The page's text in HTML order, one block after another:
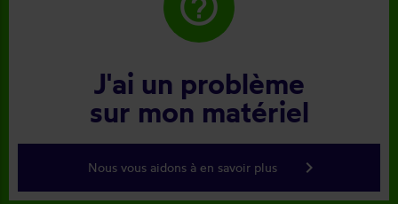
J'ai un problème
sur mon matériel
Nous vous aidons à en savoir plus keyboard_arrow_right